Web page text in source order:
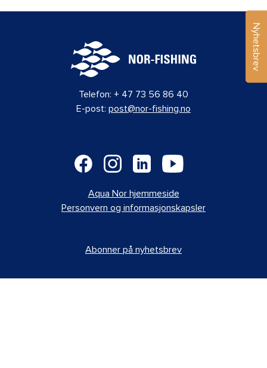
Nyhetsbrev
Telefon: + 47 73 56 86 40
E-post: post@nor-fishing.no
Aqua Nor hjemmeside
Personvern og informasjonskapsler
Abonner på nyhetsbrev